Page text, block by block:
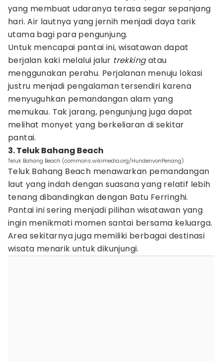
yang membuat udaranya terasa segar sepanjang
hari. Air lautnya yang jernih menjadi daya tarik
utama bagi para pengunjung.
Untuk mencapai pantai ini, wisatawan dapat
berjalan kaki melalui jalur trekkingatau
menggunakan perahu. Perjalanan menuju lokasi
justru menjadi pengalaman tersendiri karena
menyuguhkan pemandangan alam yang
memukau. Tak jarang, pengunjung juga dapat
melihat monyet yang berkeliaran di sekitar
pantai.
3. Teluk Bahang Beach
Teluk Bahang Beach (commons.wikimedia.org/HundenvonPenang)
Teluk Bahang Beach menawarkan pemandangan
laut yang indah dengan suasana yang relatif lebih
tenang dibandingkan dengan Batu Ferringhi.
Pantai ini sering menjadi pilihan wisatawan yang
ingin menikmati momen santai bersama keluarga.
Area sekitarnya juga memiliki berbagai destinasi
wisata menarik untuk dikunjungi.